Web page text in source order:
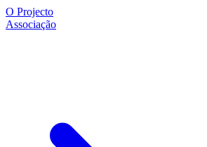
O Projecto
Associação